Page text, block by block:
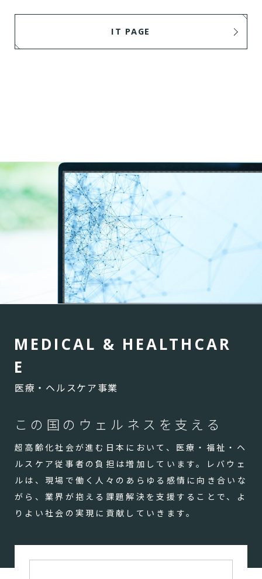
IT PAGE
M EDI CAL & H EALTH CAR
E
医療・ヘルスケア事業
この国のウェルネスを支える
超高齢化社会が進む日本において、医療・福祉・ヘ
ルスケア従事者の負担は増加しています。レバウェ
ルは、現場で働く人々のあらゆる感情に向き合いな
がら、業界が抱える課題解決を支援することで、よ
りよい社会の実現に貢献していきます。